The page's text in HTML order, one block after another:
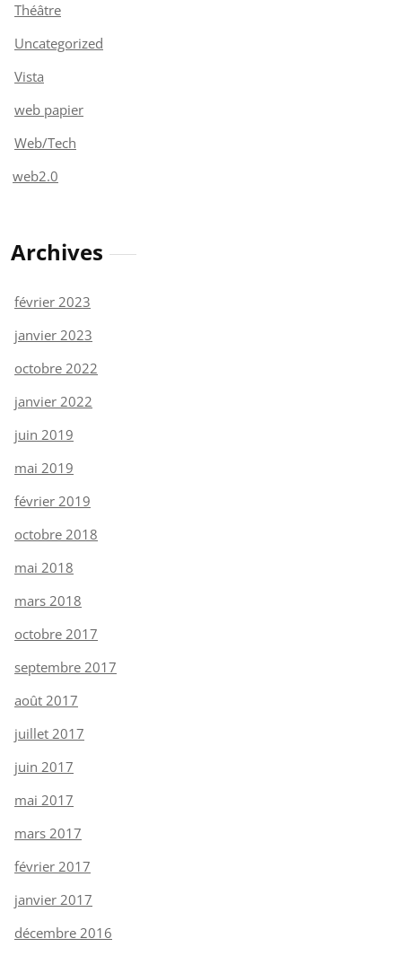
Théâtre
Uncategorized
Vista
web papier
Web/Tech
web2.0
Archives
février 2023
janvier 2023
octobre 2022
janvier 2022
juin 2019
mai 2019
février 2019
octobre 2018
mai 2018
mars 2018
octobre 2017
septembre 2017
août 2017
juillet 2017
juin 2017
mai 2017
mars 2017
février 2017
janvier 2017
décembre 2016